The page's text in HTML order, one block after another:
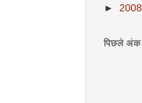
► 2008
पिछले अंक